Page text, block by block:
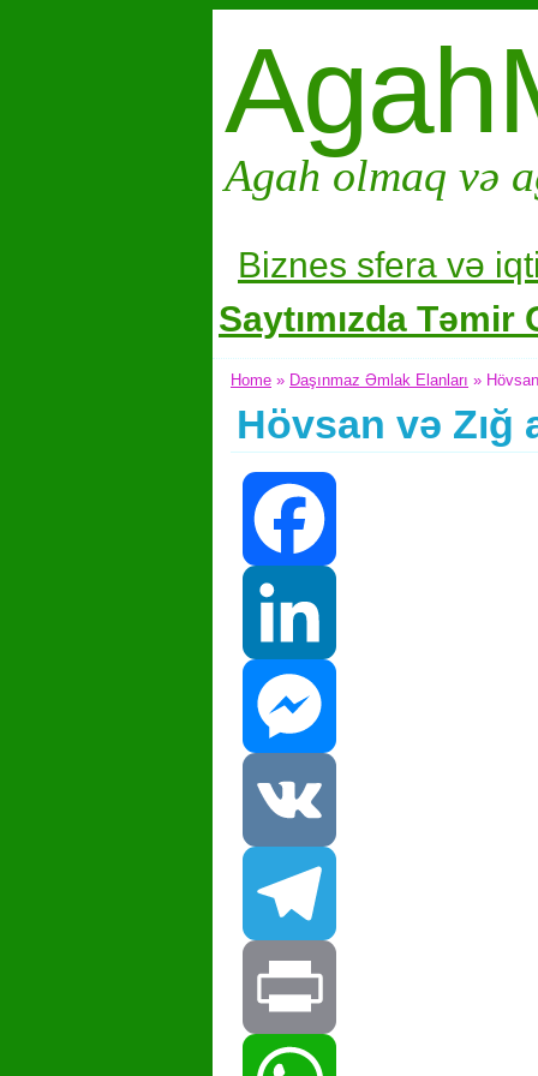
Agah olmaq və
Biznes sfera və i
Saytımızda Təmir
Home » Daşınmaz Əmlak Elanları »
Hövsan və Zığ
Facebook
LinkedIn
Messenger
VK
Telegram